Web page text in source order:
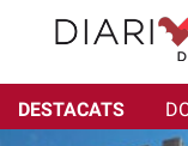
DESTACATS